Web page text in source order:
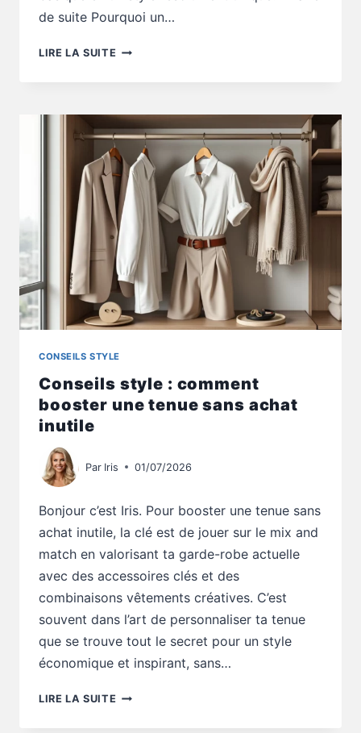
de suite Pourquoi un…
LIRE LA SUITE CONSEILS
TON
LOOK
SIMPLE
NE
MARQUE
PAS
CONSEILS STYLE
Conseils style : comment
booster une tenue sans achat
inutile
Par Iris 01/07/2026
Bonjour c’est Iris. Pour booster une tenue sans
achat inutile, la clé est de jouer sur le mix and
match en valorisant ta garde-robe actuelle
avec des accessoires clés et des
combinaisons vêtements créatives. C’est
souvent dans l’art de personnaliser ta tenue
que se trouve tout le secret pour un style
économique et inspirant, sans…
LIRE LA SUITE CONSEILS